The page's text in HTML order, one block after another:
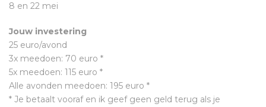
8 en 22 mei
Jouw investering
25 euro/avond
3x meedoen: 70 euro *
5x meedoen: 115 euro *
Alle avonden meedoen: 195 euro *
* Je betaalt vooraf en ik geef geen geld terug als je